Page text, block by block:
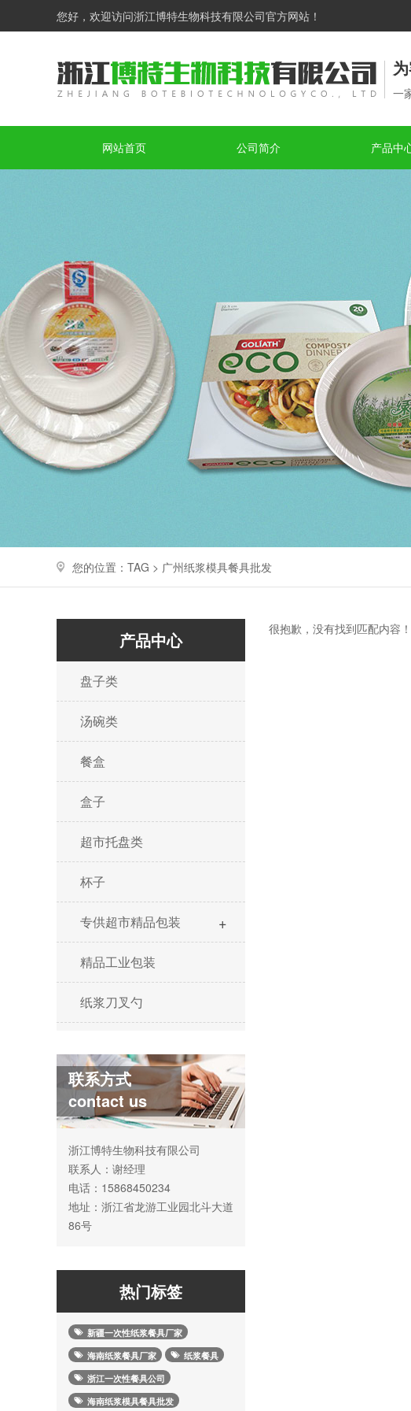
您好，欢迎访问浙江博特生物科技有限公司官方网站！
一
网站首页 公司简介 产品中
您的位置：TAG > 广州纸浆模具餐具批发
产品中心
盘子类
汤碗类
餐盒
盒子
超市托盘类
杯子
专供超市精品包装 +
精品工业包装
纸浆刀叉勺
联系方式
contact us
浙江博特生物科技有限公司
联系人：谢经理
电话：15868450234
地址：浙江省龙游工业园北斗大道
86号
热门标签
新疆一次性纸浆餐具厂家
海南纸浆餐具厂家
纸浆餐具
浙江一次性餐具公司
海南纸浆模具餐具批发
很抱歉，没有找到匹配内容！